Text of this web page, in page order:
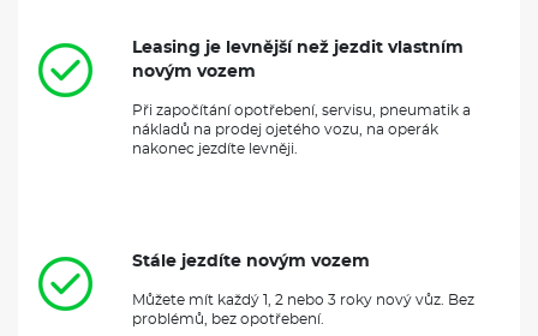
Leasing je levnější než jezdit vlastním
novým vozem
Při započítání opotřebení, servisu, pneumatik a
nákladů na prodej ojetého vozu, na operák
nakonec jezdíte levněji.
Stále jezdíte novým vozem
Můžete mít každý 1, 2 nebo 3 roky nový vůz. Bez
problémů, bez opotřebení.